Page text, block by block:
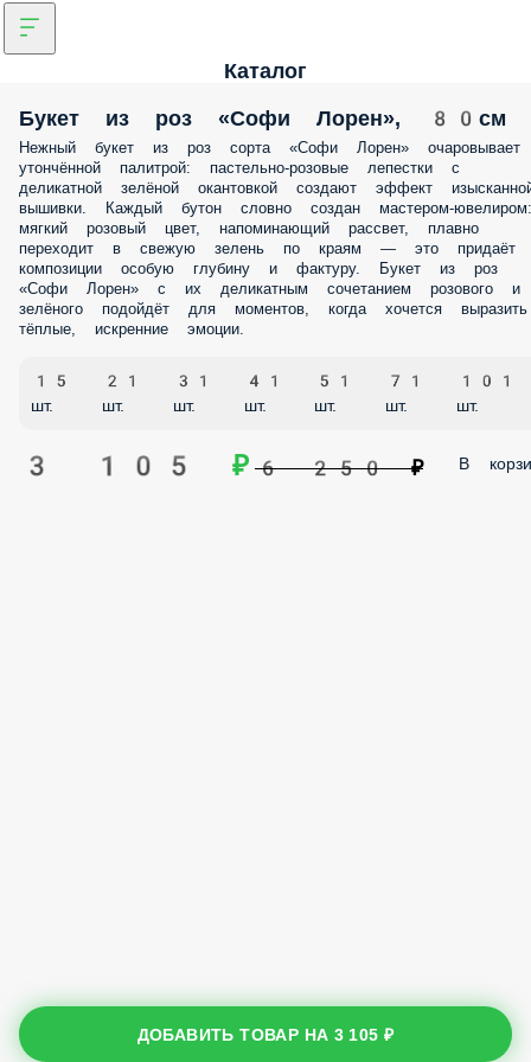
Каталог
Букет из роз «Софи Лорен», 80см
Нежный букет из роз сорта «Софи Лорен» очаровывает
утончённой палитрой: пастельно‑розовые лепестки с
деликатной зелёной окантовкой создают эффект
вышивки. Каждый бутон словно создан мастером‑ювелиром:
мягкий розовый цвет, напоминающий рассвет, плавно
переходит в свежую зелень по краям — это придаёт
композиции особую глубину и фактуру. Букет из роз
«Софи Лорен» с их деликатным сочетанием розового и
зелёного подойдёт для моментов, когда хочется выразить
тёплые, искренние эмоции.
15
шт.
21
шт.
31
шт.
41
шт.
51
шт.
71
шт.
101
шт.
3 105 ₽ 6 250 ₽ В
ДОБАВИТЬ ТОВАР НА 3 105 ₽